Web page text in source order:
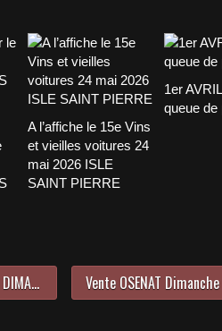
A l’affiche le 15e Vins
et vieilles voitures 24
mai 2026 ISLE
SAINT PIERRE
1er
queue de
AUTOMOBILES et MOTOS à Rambouillet DIMANCHE 16 OCTOBRE 2011